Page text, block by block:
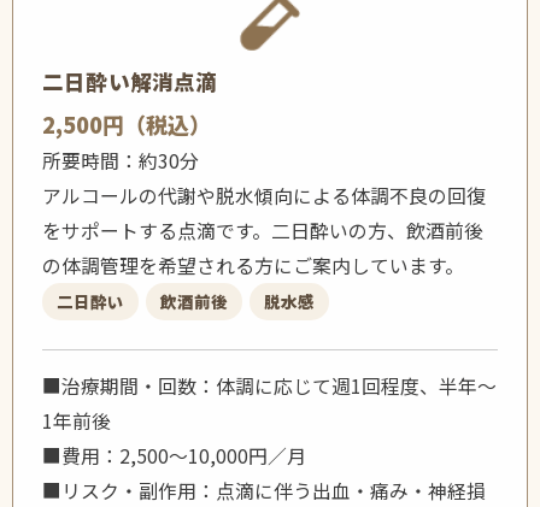
二日酔い解消点滴
2,500円（税込）
所要時間：約30分
アルコールの代謝や脱水傾向による体調不良の回復
をサポートする点滴です。二日酔いの方、飲酒前後
の体調管理を希望される方にご案内しています。
二日酔い 飲酒前後 脱水感
■治療期間・回数：体調に応じて週1回程度、半年〜
1年前後
■費用：2,500〜10,000円／月
■リスク・副作用：点滴に伴う出血・痛み・神経損